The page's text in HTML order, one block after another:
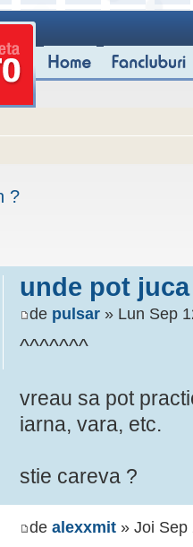
?
unde pot
de pulsar » Lun Sep
^^^^^^^
vreau sa pot
iarna, vara, etc.
stie careva ?
de alexxmit » Joi Sep